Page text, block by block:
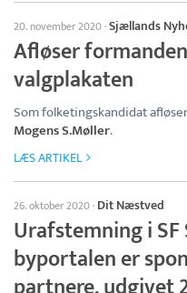
20. november 2020·Sjællands
Afløser
valgplakaten
Som folketingskandidat
Mogens S.Møller.
LÆS ARTIKEL
26. oktober 2020· Dit Næstved
Urafstemning i
byportalen er